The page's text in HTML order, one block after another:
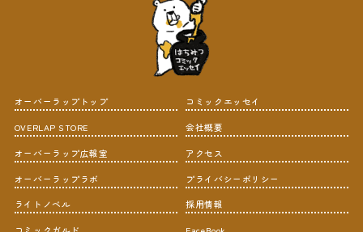
オーバーラップトップ
OVERLAP STORE
オーバーラップ広報室
オーバーラップラボ
ライトノベル
コミックエッセイ
会社概要
アクセス
プライバシーポリシー
採用情報